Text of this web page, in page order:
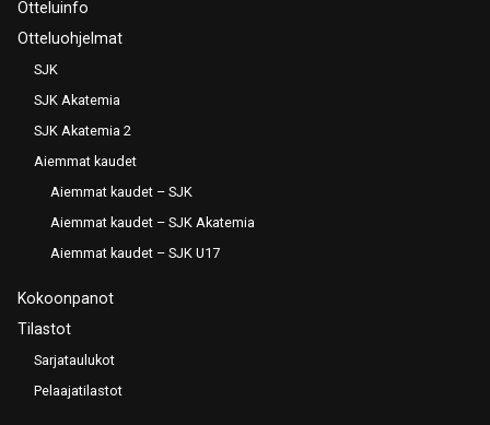
Otteluinfo
Otteluohjelmat
SJK
SJK Akatemia
SJK Akatemia 2
Aiemmat kaudet
Aiemmat kaudet – SJK
Aiemmat kaudet – SJK Akatemia
Aiemmat kaudet – SJK U17
Kokoonpanot
Tilastot
Sarjataulukot
Pelaajatilastot